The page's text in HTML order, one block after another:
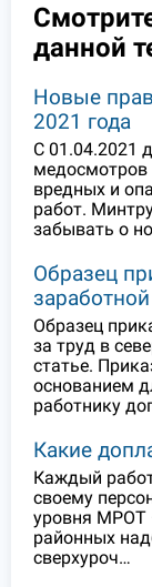
данной
Новые
2021 года
С 01.04.2021
медосмотров
вредных и
работ.
забывать о
Образец
Образец
за труд в
статье.
основанием
работнику
Какие
Каждый
своему
уровня МРОТ
районных
сверхуроч…